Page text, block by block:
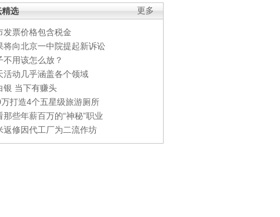
更多
精选
发票价格包含税金
将向北京一中院提起新诉讼
不用该怎么放？
活动几乎涵盖各个领域
银 当下有赚头
打造4个五星级旅游厕所
那些年薪百万的“神秘”职业
返修因代工厂为二流作坊